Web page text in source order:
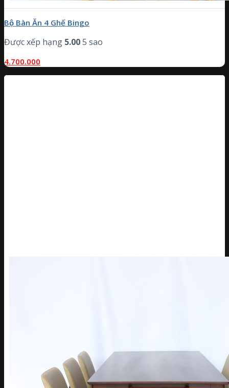
Bộ Bàn Ăn 4 Ghế Bingo
Được xếp hạng 5.005 sao
4.700.000